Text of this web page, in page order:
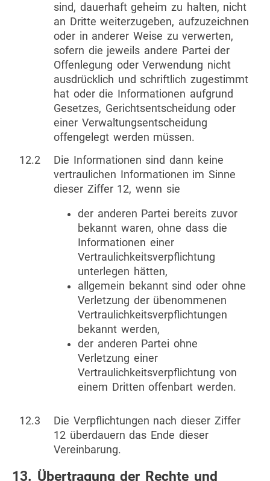
sind, dauerhaft geheim zu halten, nicht
an Dritte weiterzugeben, aufzuzeichnen
oder in anderer Weise zu verwerten,
sofern die jeweils andere Partei der
Offenlegung oder Verwendung nicht
ausdrücklich und schriftlich zugestimmt
hat oder die Informationen aufgrund
Gesetzes, Gerichtsentscheidung oder
einer Verwaltungsentscheidung
offengelegt werden müssen.
12.2
Die Informationen sind dann keine
vertraulichen Informationen im Sinne
dieser Ziffer 12, wenn sie
der anderen Partei bereits zuvor
bekannt waren, ohne dass die
Informationen einer
Vertraulichkeitsverpflichtung
unterlegen hätten,
allgemein bekannt sind oder ohne
Verletzung der übenommenen
Vertraulichkeitsverpflichtungen
bekannt werden,
der anderen Partei ohne
Verletzung einer
Vertraulichkeitsverpflichtung von
einem Dritten offenbart werden.
12.3
Die Verpflichtungen nach dieser Ziffer
12 überdauern das Ende dieser
Vereinbarung.
13. Übertragung der Rechte und